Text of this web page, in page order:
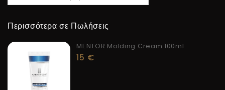
Περισσότερα σε Πωλήσεις
MENTOR Molding Cream 100ml
15 €